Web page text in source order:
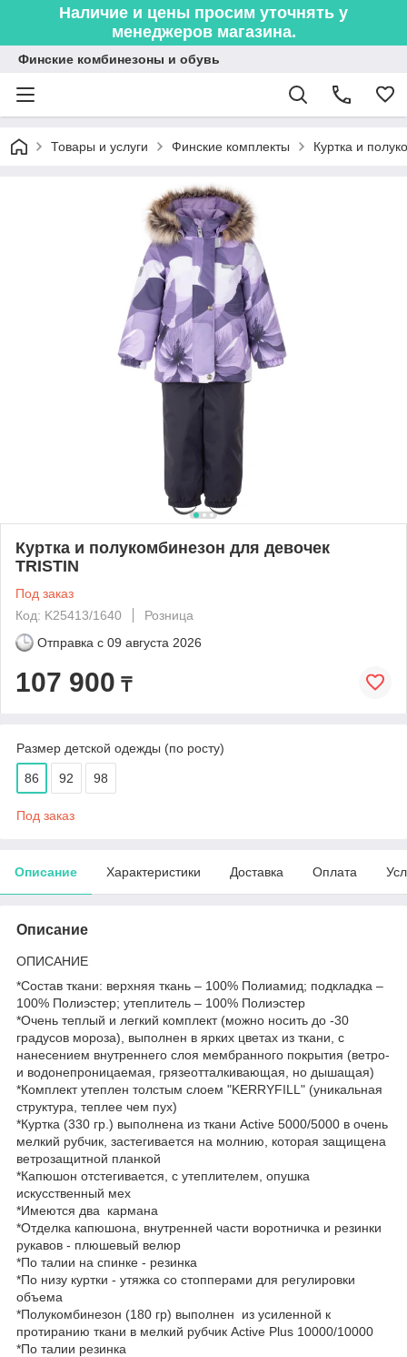
Наличие и цены просим уточнять у
менеджеров магазина.
Финские комбинезоны и обувь
Товары и услуги Финские комплекты Куртка и
Куртка и полукомбинезон для девочек
TRISTIN
Под заказ
Код: K25413/1640
Розница
Отправка с 09 августа 2026
107 900 ₸
Размер детской одежды (по росту)
86 92 98
Под заказ
Описание Характеристики Доставка Оплата
Описание
ОПИСАНИЕ
*Состав ткани: верхняя ткань – 100% Полиамид; подкладка –
100% Полиэстер; утеплитель – 100% Полиэстер
*Очень теплый и легкий комплект (можно носить до -30
градусов мороза), выполнен в ярких цветах из ткани, с
нанесением внутреннего слоя мембранного покрытия (ветро-
и водонепроницаемая, грязеотталкивающая, но дышащая)
*Комплект утеплен толстым слоем "KERRYFILL" (уникальная
структура, теплее чем пух)
*Куртка (330 гр.) выполнена из ткани Active 5000/5000 в очень
мелкий рубчик, застегивается на молнию, которая защищена
ветрозащитной планкой
*Капюшон отстегивается, с утеплителем, опушка
искусственный мех
*Имеются два кармана
*Отделка капюшона, внутренней части воротничка и резинки
рукавов - плюшевый велюр
*По талии на спинке - резинка
*По низу куртки - утяжка со стопперами для регулировки
объема
*Полукомбинезон (180 гр) выполнен из усиленной к
протиранию ткани в мелкий рубчик Active Plus 10000/10000
*По талии резинка